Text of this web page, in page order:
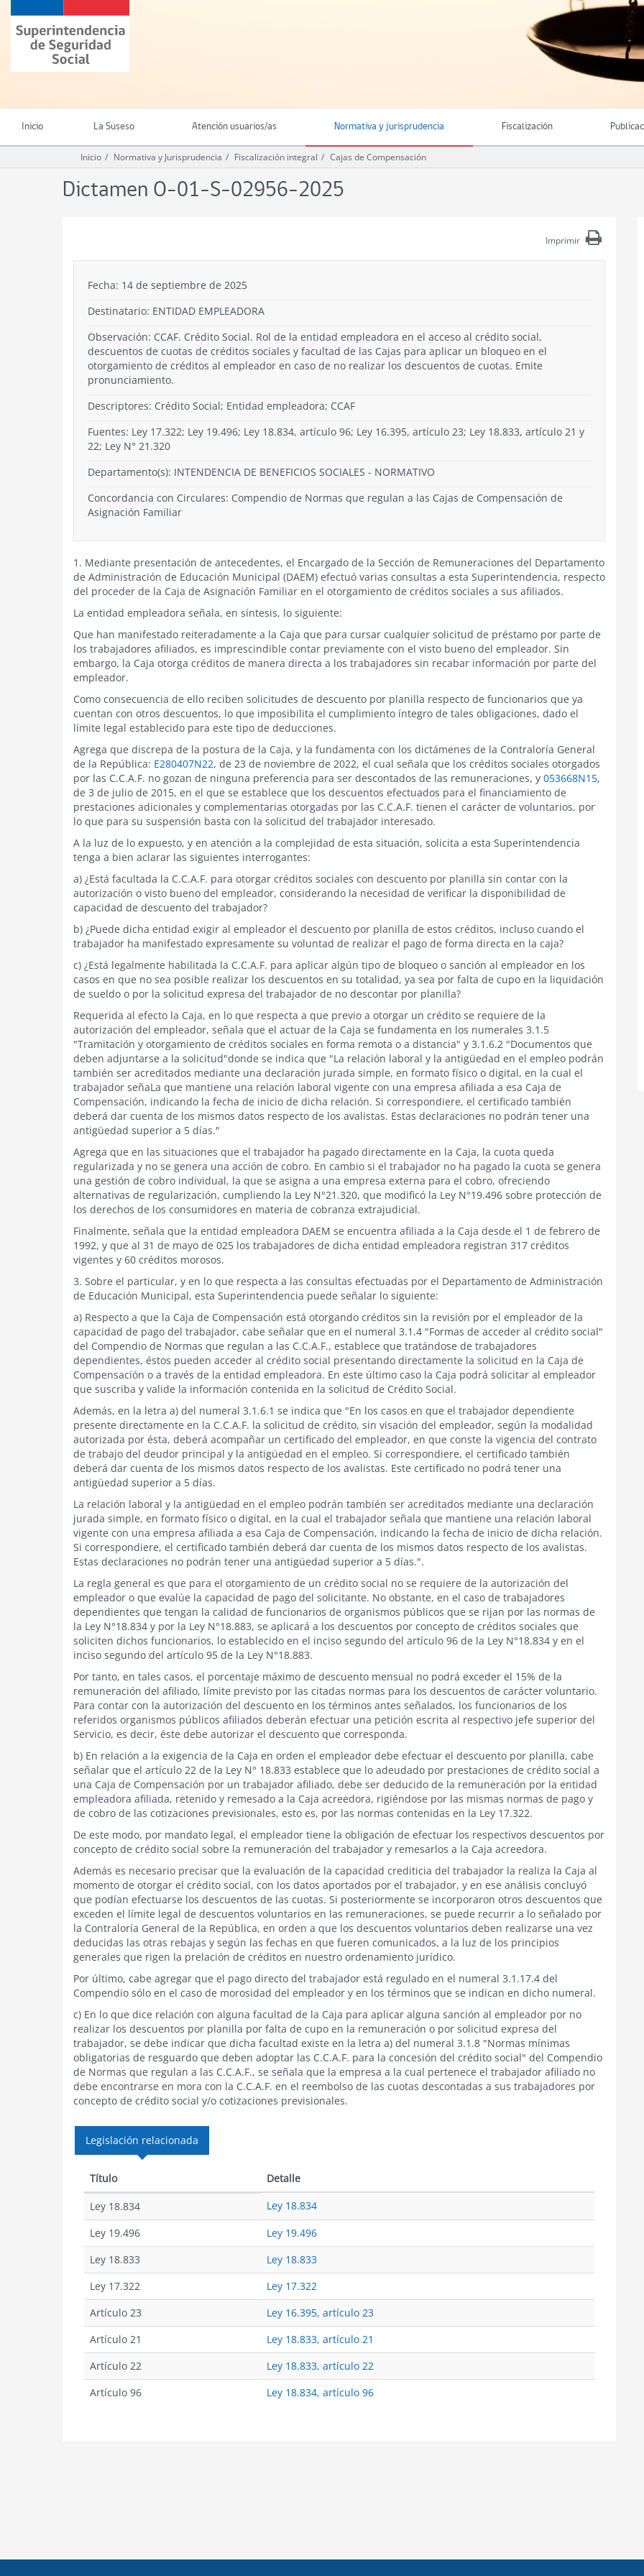
contenido
principal
Superintendencia
de
Seguridad
(SUSESO)
Chile
Inicio La Suseso Atención usuarios/as Normativa y jurisprudencia Fiscalización
Inicio Normativa y Jurisprudencia Fiscalización integral Cajas de Compensación
Dictamen O-01-S-02956-2025
Imprimir
Fecha: 14 de septiembre de 2025
Destinatario: ENTIDAD EMPLEADORA
Observación: CCAF. Crédito Social. Rol de la entidad empleadora en el acceso al crédito social,
descuentos de cuotas de créditos sociales y facultad de las Cajas para aplicar un bloqueo en el
otorgamiento de créditos al empleador en caso de no realizar los descuentos de cuotas. Emite
pronunciamiento.
Descriptores: Crédito Social; Entidad empleadora; CCAF
Fuentes: Ley 17.322; Ley 19.496; Ley 18.834, artículo 96; Ley 16.395, artículo 23; Ley 18.833, artículo 21 y
22; Ley N° 21.320
Departamento(s): INTENDENCIA DE BENEFICIOS SOCIALES - NORMATIVO
Concordancia con Circulares: Compendio de Normas que regulan a las Cajas de Compensación de
Asignación Familiar
1. Mediante presentación de antecedentes, el Encargado de la Sección de Remuneraciones del Departamento
de Administración de Educación Municipal (DAEM) efectuó varias consultas a esta Superintendencia, respecto
del proceder de la Caja de Asignación Familiar en el otorgamiento de créditos sociales a sus afiliados.
La entidad empleadora señala, en síntesis, lo siguiente:
Que han manifestado reiteradamente a la Caja que para cursar cualquier solicitud de préstamo por parte de
los trabajadores afiliados, es imprescindible contar previamente con el visto bueno del empleador. Sin
embargo, la Caja otorga créditos de manera directa a los trabajadores sin recabar información por parte del
empleador.
Como consecuencia de ello reciben solicitudes de descuento por planilla respecto de funcionarios que ya
cuentan con otros descuentos, lo que imposibilita el cumplimiento íntegro de tales obligaciones, dado el
límite legal establecido para este tipo de deducciones.
Agrega que discrepa de la postura de la Caja, y la fundamenta con los dictámenes de la Contraloría General
de la República: E280407N22, de 23 de noviembre de 2022, el cual señala que los créditos sociales otorgados
por las C.C.A.F. no gozan de ninguna preferencia para ser descontados de las remuneraciones, y 053668N15,
de 3 de julio de 2015, en el que se establece que los descuentos efectuados para el financiamiento de
prestaciones adicionales y complementarias otorgadas por las C.C.A.F. tienen el carácter de voluntarios, por
lo que para su suspensión basta con la solicitud del trabajador interesado.
A la luz de lo expuesto, y en atención a la complejidad de esta situación, solicita a esta Superintendencia
tenga a bien aclarar las siguientes interrogantes:
a) ¿Está facultada la C.C.A.F. para otorgar créditos sociales con descuento por planilla sin contar con la
autorización o visto bueno del empleador, considerando la necesidad de verificar la disponibilidad de
capacidad de descuento del trabajador?
b) ¿Puede dicha entidad exigir al empleador el descuento por planilla de estos créditos, incluso cuando el
trabajador ha manifestado expresamente su voluntad de realizar el pago de forma directa en la caja?
c) ¿Está legalmente habilitada la C.C.A.F. para aplicar algún tipo de bloqueo o sanción al empleador en los
casos en que no sea posible realizar los descuentos en su totalidad, ya sea por falta de cupo en la liquidación
de sueldo o por la solicitud expresa del trabajador de no descontar por planilla?
Requerida al efecto la Caja, en lo que respecta a que previo a otorgar un crédito se requiere de la
autorización del empleador, señala que el actuar de la Caja se fundamenta en los numerales 3.1.5
"Tramitación y otorgamiento de créditos sociales en forma remota o a distancia" y 3.1.6.2 "Documentos que
deben adjuntarse a la solicitud"donde se indica que "La relación laboral y la antigüedad en el empleo podrán
también ser acreditados mediante una declaración jurada simple, en formato físico o digital, en la cual el
trabajador señaLa que mantiene una relación laboral vigente con una empresa afiliada a esa Caja de
Compensación, indicando la fecha de inicio de dicha relación. Si correspondiere, el certificado también
deberá dar cuenta de los mismos datos respecto de los avalistas. Estas declaraciones no podrán tener una
antigüedad superior a 5 días."
Agrega que en las situaciones que el trabajador ha pagado directamente en la Caja, la cuota queda
regularizada y no se genera una acción de cobro. En cambio si el trabajador no ha pagado la cuota se genera
una gestión de cobro individual, la que se asigna a una empresa externa para el cobro, ofreciendo
alternativas de regularización, cumpliendo la Ley N°21.320, que modificó la Ley N°19.496 sobre protección de
los derechos de los consumidores en materia de cobranza extrajudicial.
Finalmente, señala que la entidad empleadora DAEM se encuentra afiliada a la Caja desde el 1 de febrero de
1992, y que al 31 de mayo de 025 los trabajadores de dicha entidad empleadora registran 317 créditos
vigentes y 60 créditos morosos.
3. Sobre el particular, y en lo que respecta a las consultas efectuadas por el Departamento de Administración
de Educación Municipal, esta Superintendencia puede señalar lo siguiente:
a) Respecto a que la Caja de Compensación está otorgando créditos sin la revisión por el empleador de la
capacidad de pago del trabajador, cabe señalar que en el numeral 3.1.4 "Formas de acceder al crédito social"
del Compendio de Normas que regulan a las C.C.A.F., establece que tratándose de trabajadores
dependientes, éstos pueden acceder al crédito social presentando directamente la solicitud en la Caja de
Compensación o a través de la entidad empleadora. En este último caso la Caja podrá solicitar al empleador
que suscriba y valide la información contenida en la solicitud de Crédito Social.
Además, en la letra a) del numeral 3.1.6.1 se indica que "En los casos en que el trabajador dependiente
presente directamente en la C.C.A.F. la solicitud de crédito, sin visación del empleador, según la modalidad
autorizada por ésta, deberá acompañar un certificado del empleador, en que conste la vigencia del contrato
de trabajo del deudor principal y la antigüedad en el empleo. Si correspondiere, el certificado también
deberá dar cuenta de los mismos datos respecto de los avalistas. Este certificado no podrá tener una
antigüedad superior a 5 días.
La relación laboral y la antigüedad en el empleo podrán también ser acreditados mediante una declaración
jurada simple, en formato físico o digital, en la cual el trabajador señala que mantiene una relación laboral
vigente con una empresa afiliada a esa Caja de Compensación, indicando la fecha de inicio de dicha relación.
Si correspondiere, el certificado también deberá dar cuenta de los mismos datos respecto de los avalistas.
Estas declaraciones no podrán tener una antigüedad superior a 5 días.".
La regla general es que para el otorgamiento de un crédito social no se requiere de la autorización del
empleador o que evalúe la capacidad de pago del solicitante. No obstante, en el caso de trabajadores
dependientes que tengan la calidad de funcionarios de organismos públicos que se rijan por las normas de
la Ley N°18.834 y por la Ley N°18.883, se aplicará a los descuentos por concepto de créditos sociales que
soliciten dichos funcionarios, lo establecido en el inciso segundo del artículo 96 de la Ley N°18.834 y en el
inciso segundo del artículo 95 de la Ley N°18.883.
Por tanto, en tales casos, el porcentaje máximo de descuento mensual no podrá exceder el 15% de la
remuneración del afiliado, límite previsto por las citadas normas para los descuentos de carácter voluntario.
Para contar con la autorización del descuento en los términos antes señalados, los funcionarios de los
referidos organismos públicos afiliados deberán efectuar una petición escrita al respectivo jefe superior del
Servicio, es decir, éste debe autorizar el descuento que corresponda.
b) En relación a la exigencia de la Caja en orden el empleador debe efectuar el descuento por planilla, cabe
señalar que el artículo 22 de la Ley N° 18.833 establece que lo adeudado por prestaciones de crédito social a
una Caja de Compensación por un trabajador afiliado, debe ser deducido de la remuneración por la entidad
empleadora afiliada, retenido y remesado a la Caja acreedora, rigiéndose por las mismas normas de pago y
de cobro de las cotizaciones previsionales, esto es, por las normas contenidas en la Ley 17.322.
De este modo, por mandato legal, el empleador tiene la obligación de efectuar los respectivos descuentos por
concepto de crédito social sobre la remuneración del trabajador y remesarlos a la Caja acreedora.
Además es necesario precisar que la evaluación de la capacidad crediticia del trabajador la realiza la Caja al
momento de otorgar el crédito social, con los datos aportados por el trabajador, y en ese análisis concluyó
que podían efectuarse los descuentos de las cuotas. Si posteriormente se incorporaron otros descuentos que
exceden el límite legal de descuentos voluntarios en las remuneraciones, se puede recurrir a lo señalado por
la Contraloría General de la República, en orden a que los descuentos voluntarios deben realizarse una vez
deducidas las otras rebajas y según las fechas en que fueren comunicados, a la luz de los principios
generales que rigen la prelación de créditos en nuestro ordenamiento jurídico.
Por último, cabe agregar que el pago directo del trabajador está regulado en el numeral 3.1.17.4 del
Compendio sólo en el caso de morosidad del empleador y en los términos que se indican en dicho numeral.
c) En lo que dice relación con alguna facultad de la Caja para aplicar alguna sanción al empleador por no
realizar los descuentos por planilla por falta de cupo en la remuneración o por solicitud expresa del
trabajador, se debe indicar que dicha facultad existe en la letra a) del numeral 3.1.8 "Normas mínimas
obligatorias de resguardo que deben adoptar las C.C.A.F. para la concesión del crédito social" del Compendio
de Normas que regulan a las C.C.A.F., se señala que la empresa a la cual pertenece el trabajador afiliado no
debe encontrarse en mora con la C.C.A.F. en el reembolso de las cuotas descontadas a sus trabajadores por
concepto de crédito social y/o cotizaciones previsionales.
Legislación relacionada
Título Detalle
Ley 18.834
Ley 18.834
Ley 19.496
Ley 19.496
Ley 18.833
Ley 18.833
Ley 17.322
Ley 17.322
Artículo 23
Ley 16.395, artículo 23
Artículo 21
Ley 18.833, artículo 21
Artículo 22
Ley 18.833, artículo 22
Artículo 96
Ley 18.834, artículo 96